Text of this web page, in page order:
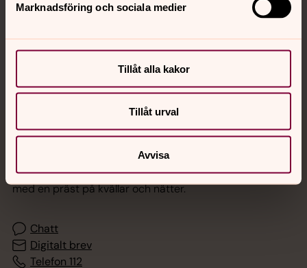
Marknadsföring och sociala medier
Tillåt alla kakor
Tillåt urval
Avvisa
Sociala kanaler
Jourhavande präst
Akut samtals- och krisstöd. Prata eller chatta anonymt
med en präst på kvällar och nätter.
Chatt
Digitalt brev
Telefon 112